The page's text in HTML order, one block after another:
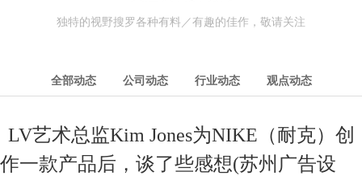
独特的视野搜罗各种有料／有趣的佳作，敬请关注
全部动态 公司动态 行业动态 观点动态
LV艺术总监Kim Jones为NIKE（耐克）创
作一款产品后，谈了些感想(苏州广告设